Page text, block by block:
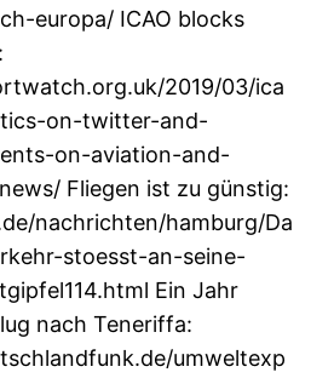
europa/ ICAO blocks
2019/03/ica
on-twitter-and-
on-aviation-and-
Fliegen ist zu günstig:
nachrichten/hamburg/Da
stoesst-an-seine-
Ein Jahr
nach Teneriffa:
umweltexp